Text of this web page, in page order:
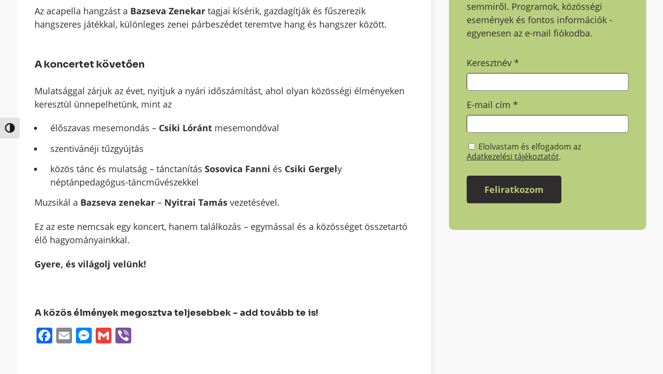
Nagy kontraszt váltása
Az acapella hangzást a Bazseva Zenekartagjai kísérik, gazdagítják és fűszerezik
hangszeres játékkal, különleges zenei párbeszédet teremtve hang és hangszer között.
A koncertet követően
Mulatsággal zárjuk az évet, nyitjuk a nyári időszámítást, ahol olyan közösségi élményeken
keresztül ünnepelhetünk, mint az
élőszavas mesemondás – Csiki Lórántmesemondóval
szentivánéji tűzgyújtás
közös tánc és mulatság – tánctanítás Sosovica Fanni és Csiki Gergely
néptánpedagógus-táncművészekkel
Muzsikál a Bazseva zenekar– Nyitrai Tamásvezetésével.
Ez az este nemcsak egy koncert, hanem találkozás – egymással és a közösséget összetartó
élő hagyományainkkal.
Gyere, és világolj velünk!
A közös élmények megosztva teljesebbek - add tovább te is!
Facebook
EmailMessenger
GmailViber
semmiről. Programok, közösségi
események és fontos információk -
egyenesen az e-mail fiókodba.
Keresztnév*
E-mail cím*
Elolvastam és elfogadom az
Adatkezelési tájékoztatót.